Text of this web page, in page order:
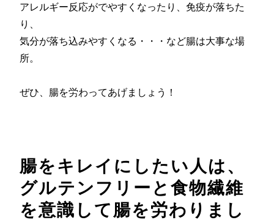
アレルギー反応がでやすくなったり、免疫が落ちた
り、
気分が落ち込みやすくなる・・・など腸は大事な場
所。
ぜひ、腸を労わってあげましょう！
腸をキレイにしたい人は、
グルテンフリーと食物繊維
を意識して腸を労わりまし